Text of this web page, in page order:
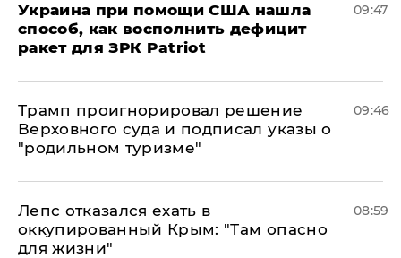
Украина при помощи США нашла
способ, как восполнить дефицит
ракет для ЗРК Patriot
09:47
Трамп проигнорировал решение
Верховного суда и подписал указы о
"родильном туризме"
09:46
Лепс отказался ехать в
оккупированный Крым: "Там опасно
для жизни"
08:59